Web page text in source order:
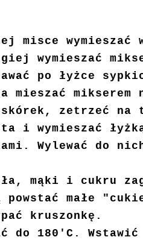
misce wymieszać
wymieszać
po łyżce
mikserem
zetrzeć na
i wymieszać
Wylewać do
mąki i cukru
powstać małe
kruszonkę.
do 180'C.